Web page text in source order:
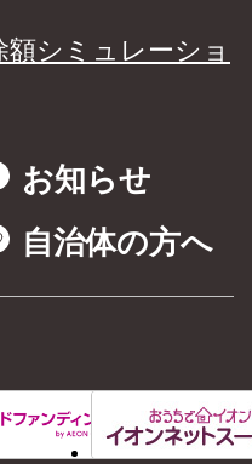
シミュレーショ
お知らせ
自治体の方へ